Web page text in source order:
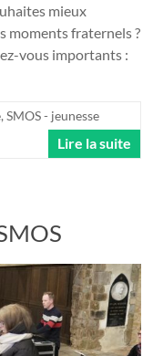
mieux
moments fraternels ?
vous importants :
,SMOS - jeunesse
Lire la suite